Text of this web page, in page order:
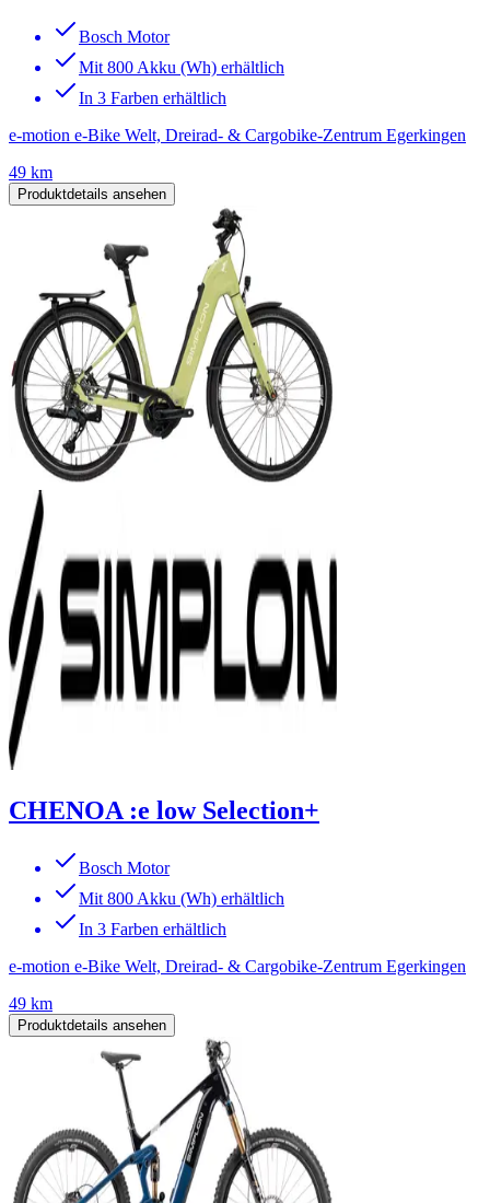
Bosch Motor
Mit 800 Akku (Wh) erhältlich
In 3 Farben erhältlich
e-motion e-Bike Welt, Dreirad- & Cargobike-Zentrum Egerkingen
49 km
Produktdetails ansehen
CHENOA :e low Selection+
Bosch Motor
Mit 800 Akku (Wh) erhältlich
In 3 Farben erhältlich
e-motion e-Bike Welt, Dreirad- & Cargobike-Zentrum Egerkingen
49 km
Produktdetails ansehen